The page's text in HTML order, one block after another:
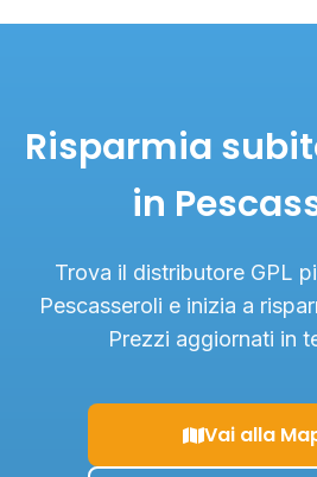
Risparmia
in
Trova il distributore GPL
Pescasseroli e inizia a
Prezzi aggiornati in
Vai alla